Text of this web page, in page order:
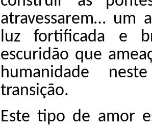
atravessarem… um
luz fortificada e
escuridão que
humanidade
transição.
Este tipo de amor